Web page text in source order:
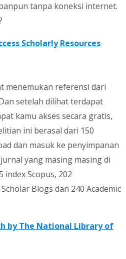
tanpa koneksi internet.
Scholarly Resources
menemukan referensi dari
setelah dilihat terdapat
kamu akses secara gratis,
ini berasal dari 150
dan masuk ke penyimpanan
yang masing masing di
index Scopus, 202
Blogs dan 240 Academic
by The National Library of